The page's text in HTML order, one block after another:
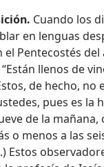
Cuando los
en lenguas
Pentecostés del
llenos de
de hecho, no
pues es la
de la
o menos a las
.) Estos